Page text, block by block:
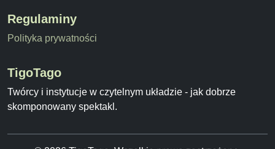
Regulaminy
Polityka prywatności
TigoTago
Twórcy i instytucje w czytelnym układzie - jak dobrze
skomponowany spektakl.